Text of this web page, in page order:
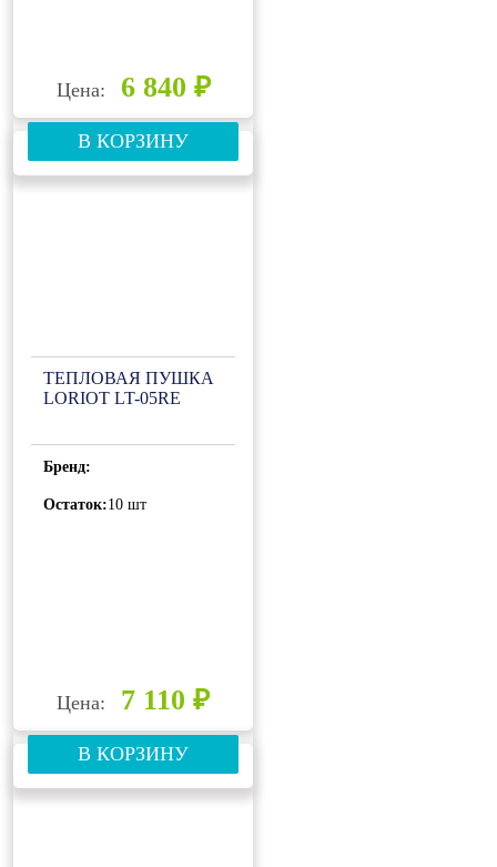
Цена: 6 840 ₽
В КОРЗИНУ
ТЕПЛОВАЯ ПУШКА
LORIOT LT-05RE
Бренд:
Остаток:10 шт
Цена: 7 110 ₽
В КОРЗИНУ